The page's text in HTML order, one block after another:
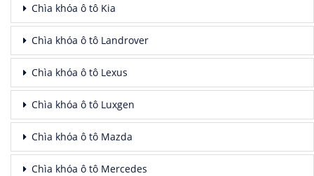
Chìa khóa ô tô Kia
Chìa khóa ô tô Landrover
Chìa khóa ô tô Lexus
Chìa khóa ô tô Luxgen
Chìa khóa ô tô Mazda
Chìa khóa ô tô Mercedes